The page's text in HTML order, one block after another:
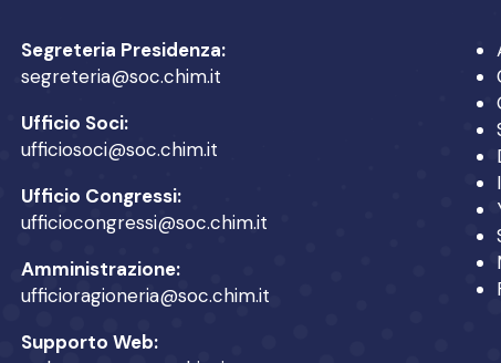
Segreteria Presidenza:
segreteria@soc.chim.it
Ufficio Soci:
ufficiosoci@soc.chim.it
Ufficio Congressi:
ufficiocongressi@soc.chim.it
Amministrazione:
ufficioragioneria@soc.chim.it
Supporto Web: